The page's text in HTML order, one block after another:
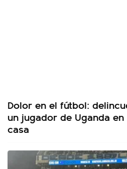
Dolor en el fútbol:
un jugador de Uganda
casa